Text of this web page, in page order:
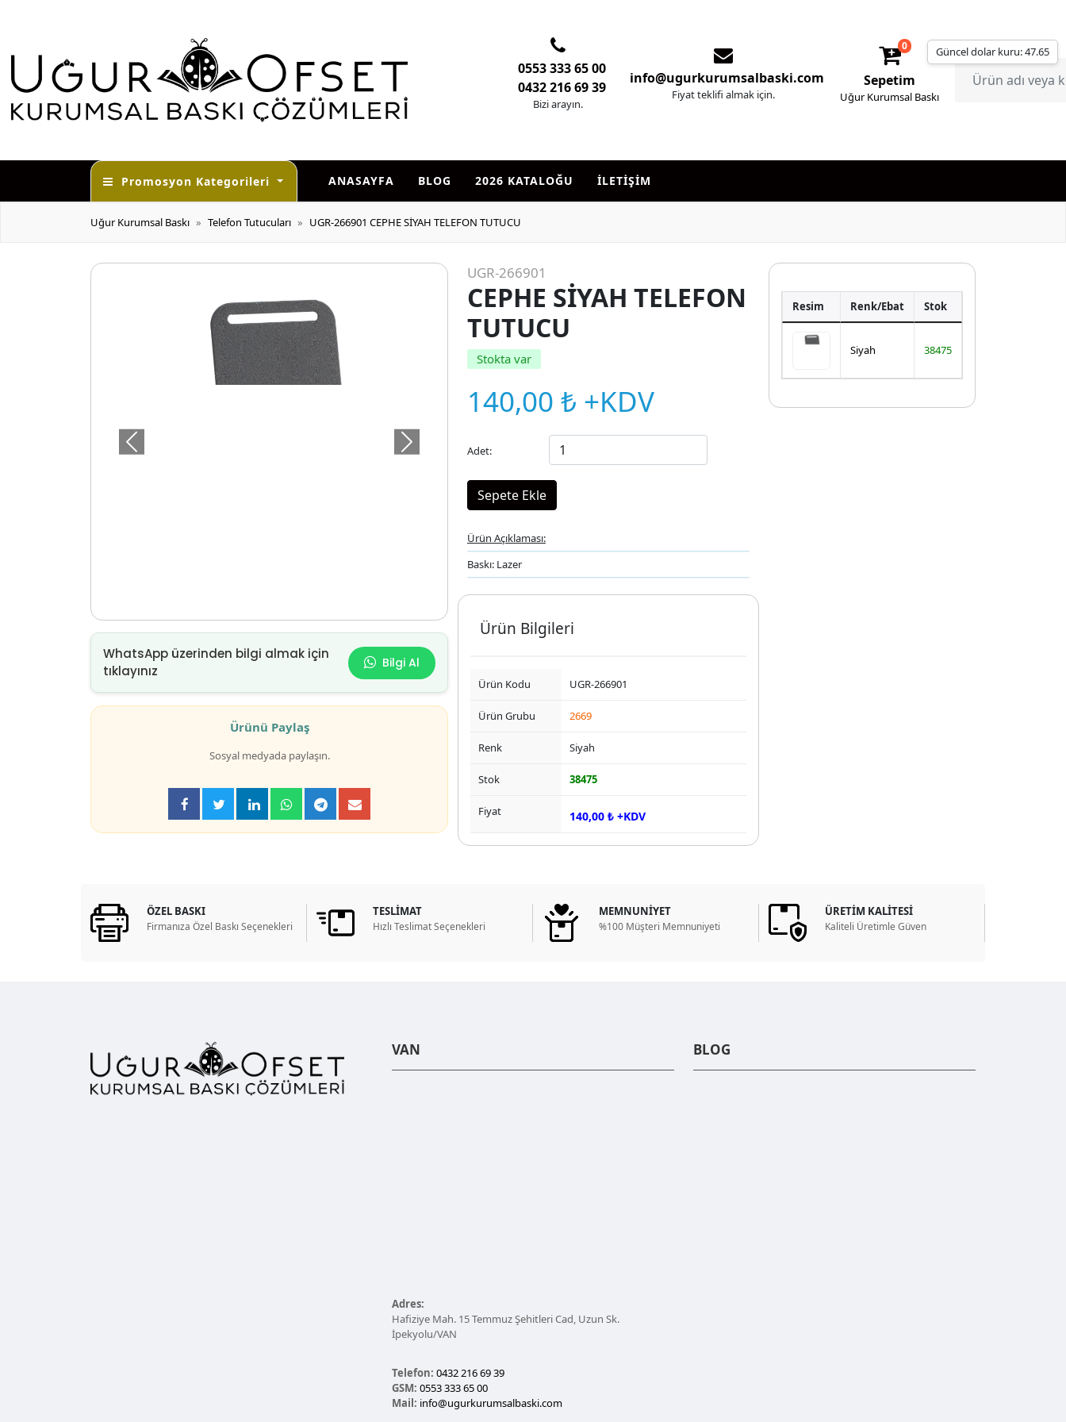
Güncel dolar kuru: 47.65
0553 333 65 00
0432 216 69 39
Bizi arayın.
info@ugurkurumsalbaski.com
Fiyat teklifi almak için.
Sepetim
0
Uğur Kurumsal Baskı
Promosyon Kategorileri ANASAYFA BLOG 2026 KATALOĞU İLETİŞİM
Uğur Kurumsal Baskı Telefon Tutucuları UGR-266901 CEPHE SİYAH TELEFON TUTUCU
Önceki Sonraki
WhatsApp üzerinden bilgi almak için
tıklayınız
Bilgi Al
Ürünü Paylaş
Sosyal medyada paylaşın.
UGR-266901
CEPHE SİYAH TELEFON
TUTUCU
Stokta var
140,00 ₺ +KDV
Adet:
Ürün Açıklaması:
Baskı: Lazer
Ürün Bilgileri
Ürün Kodu UGR-266901
Ürün Grubu 2669
Renk Siyah
Stok 38475
Fiyat 140,00 ₺ +KDV
Resim Renk/Ebat Stok
Siyah 38475
ÖZEL BASKI
Firmanıza Özel Baskı Seçenekleri
TESLİMAT
Hızlı Teslimat Seçenekleri
MEMNUNİYET
%100 Müşteri Memnuniyeti
ÜRETİM KALİTESİ
Kaliteli Üretimle Güven
VAN
Adres:
Hafiziye Mah. 15 Temmuz Şehitleri Cad, Uzun Sk.
İpekyolu/VAN
Telefon: 0432 216 69 39
GSM: 0553 333 65 00
Mail: info@ugurkurumsalbaski.com
BLOG